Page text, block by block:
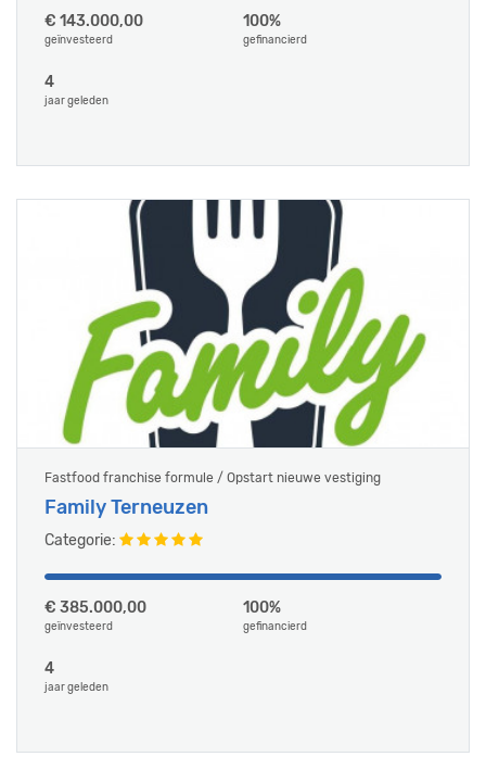
€ 143.000,00
geïnvesteerd
100%
gefinancierd
4
jaar geleden
Fastfood franchise formule / Opstart nieuwe vestiging
Family Terneuzen
Categorie:
€ 385.000,00
geïnvesteerd
100%
gefinancierd
4
jaar geleden